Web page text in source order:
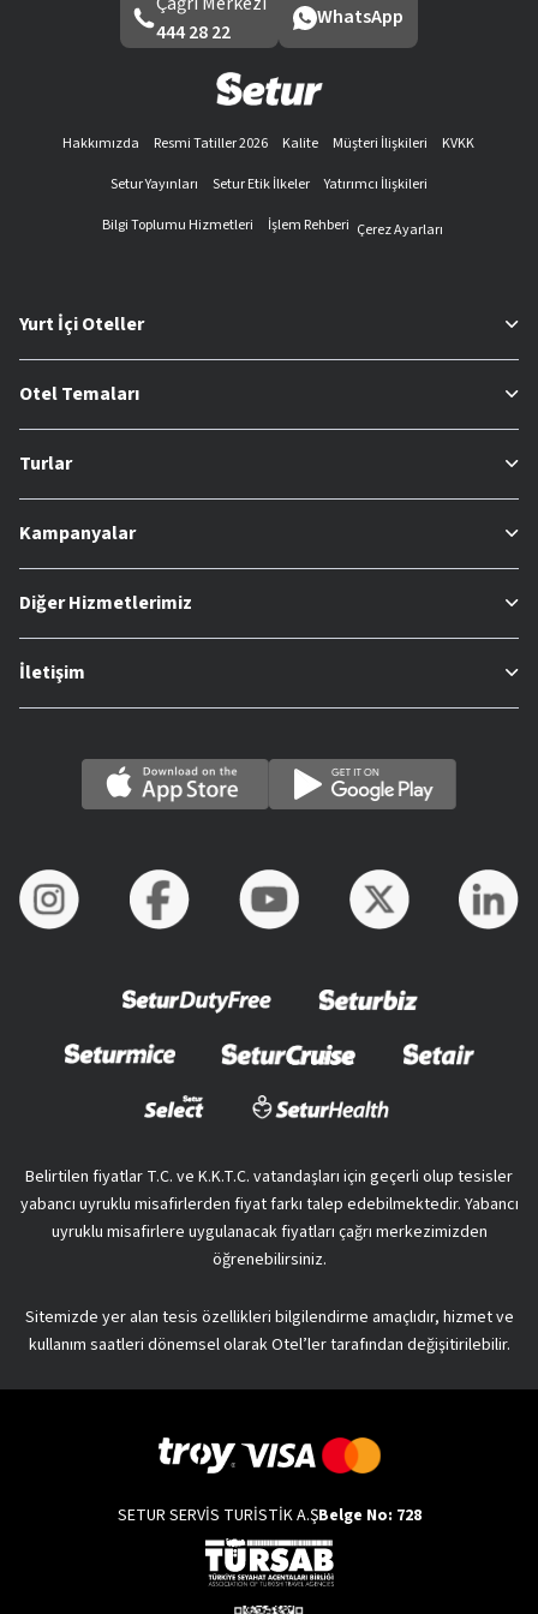
444 28 22
WhatsApp
Hakkımızda Resmi Tatiller 2026 Kalite Müşteri İlişkileri
KVKK
Setur Yayınları
Setur Etik İlkeler
Yatırımcı İlişkileri
Bilgi Toplumu Hizmetleri
İşlem Rehberi Çerez Ayarları
Yurt İçi Oteller
Otel Temaları
Turlar
Kampanyalar
Diğer Hizmetlerimiz
İletişim
Belirtilen fiyatlar T.C. ve K.K.T.C. vatandaşları için geçerli olup tesisler
yabancı uyruklu misafirlerden fiyat farkı talep edebilmektedir. Yabancı
uyruklu misafirlere uygulanacak fiyatları çağrı merkezimizden
öğrenebilirsiniz.
Sitemizde yer alan tesis özellikleri bilgilendirme amaçlıdır, hizmet ve
kullanım saatleri dönemsel olarak Otel’ler tarafından değişitirilebilir.
SETUR SERVİS TURİSTİK A.ŞBelge No: 728